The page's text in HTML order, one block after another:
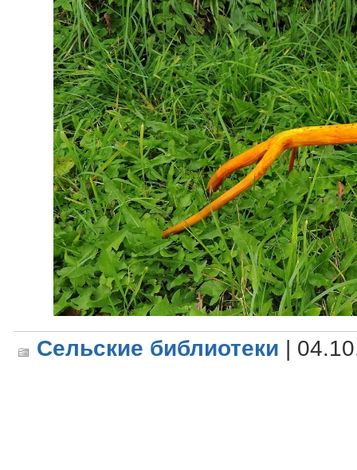
Сельские библиотеки |